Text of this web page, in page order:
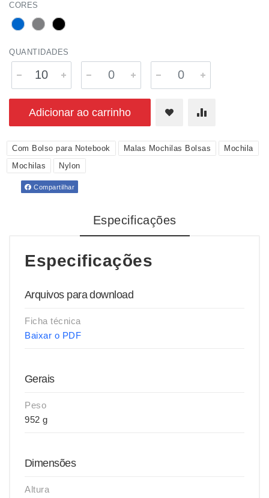
CORES
QUANTIDADES
Adicionar ao carrinho
Com Bolso para Notebook Malas Mochilas Bolsas
Mochila
Mochilas
Nylon
Compartilhar
Especificações
Especificações
Arquivos para download
Ficha técnica
Baixar o PDF
Gerais
Peso
952 g
Dimensões
Altura